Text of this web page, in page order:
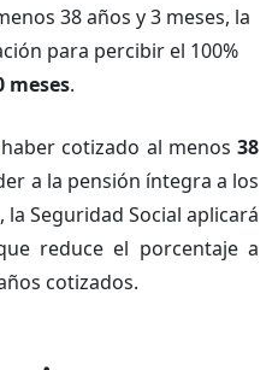
38 años y 3 meses, la
para percibir el 100%
meses.
cotizado al menos 38
a la pensión íntegra a los
Seguridad Social aplicará
reduce el porcentaje a
cotizados.